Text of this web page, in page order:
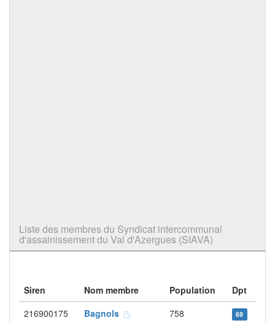
Liste des membres du Syndicat intercommunal
d'assainissement du Val d'Azergues (SIAVA)
Siren Nom membre Population
Dpt
216900175
Bagnols 758 69